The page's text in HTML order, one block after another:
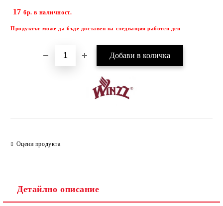
17 бр. в наличност.
Продуктът може да бъде доставен на следващия работен ден
Оцени продукта
Детайлно описание